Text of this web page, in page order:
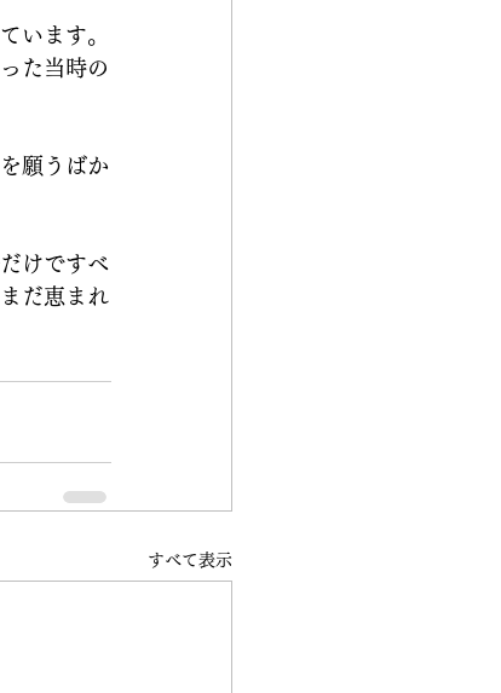
います。
た当時の
願うばか
けですべ
だ恵まれ
すべて表示